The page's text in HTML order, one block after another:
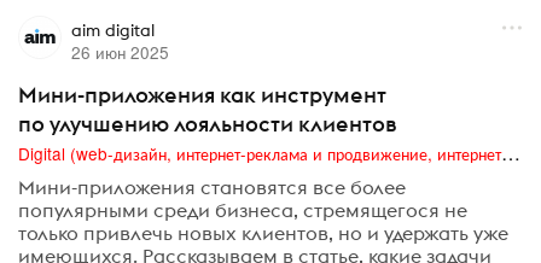
aim digital
26 июн 2025
Мини-приложения как инструмент
по улучшению лояльности клиентов
Digital (web-дизайн, интернет-реклама и продвижение, интернет-сообщества и блоги, интернет-коммуникации, мобильный маркетинг, реклама на цифровых экранах)
Мини-приложения становятся все более
популярными среди бизнеса, стремящегося не
только привлечь новых клиентов, но и удержать уже
имеющихся. Рассказываем в статье, какие задачи